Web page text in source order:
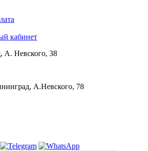
кабинет
А. Невского, 38
А.Невского, 78